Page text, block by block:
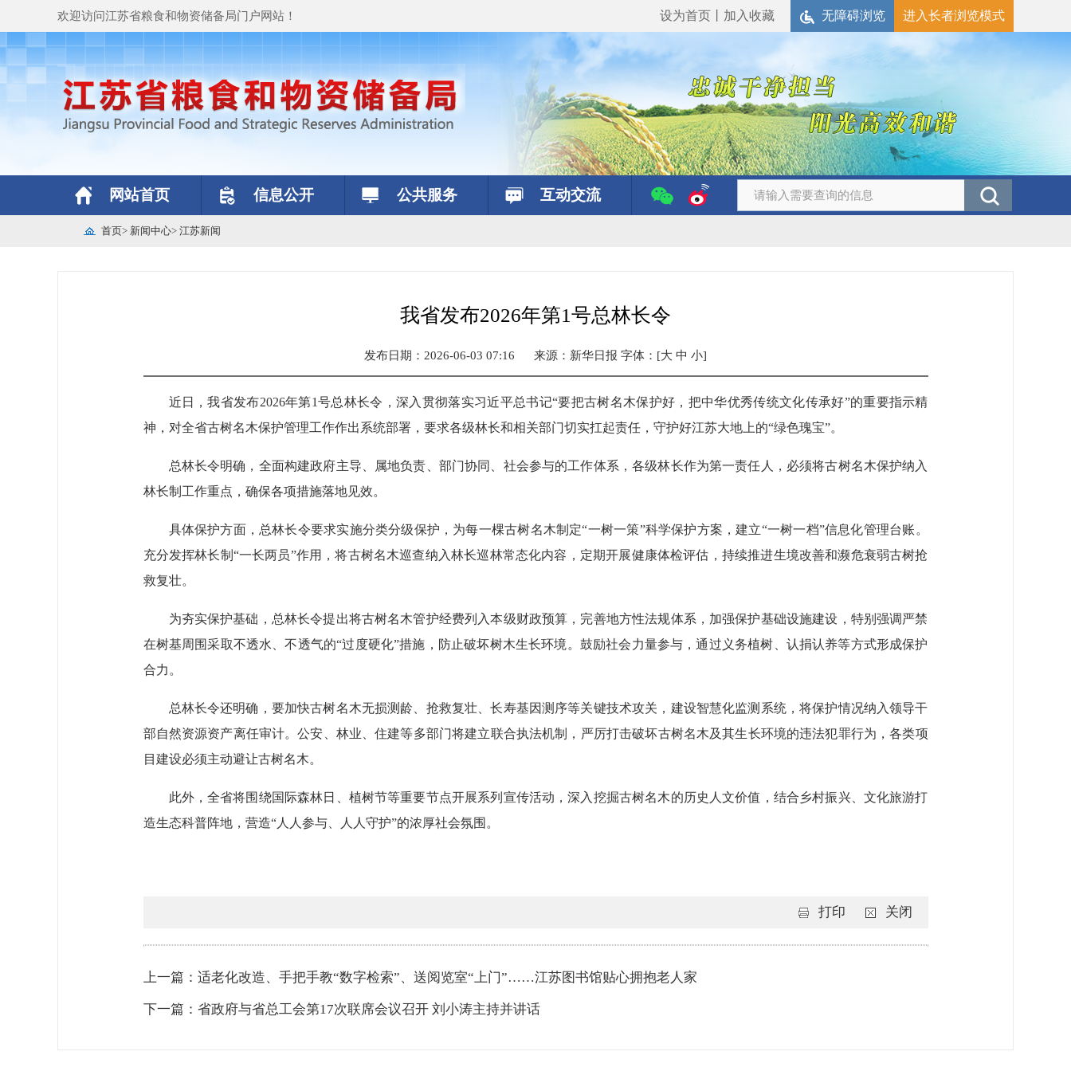
欢迎访问江苏省粮食和物资储备局门户网站！ 设为首页 加入收藏 无障碍浏览 进入长者浏览模式
网站首页 信息公开 公共服务 互动交流
首页> 新闻中心> 江苏新闻
我省发布2026年第1号总林长令
发布日期：2026-06-03 07:16 来源： 新华日报 字体： [大 中 小]
近日，我省发布2026年第1号总林长令，深入贯彻落实习近平总书记“要把古树名木保护好，把中华优秀传统文化传承好”的重要指示精
神，对全省古树名木保护管理工作作出系统部署，要求各级林长和相关部门切实扛起责任，守护好江苏大地上的“绿色瑰宝”。
总林长令明确，全面构建政府主导、属地负责、部门协同、社会参与的工作体系，各级林长作为第一责任人，必须将古树名木保护纳入
林长制工作重点，确保各项措施落地见效。
具体保护方面，总林长令要求实施分类分级保护，为每一棵古树名木制定“一树一策”科学保护方案，建立“一树一档”信息化管理台账。
充分发挥林长制“一长两员”作用，将古树名木巡查纳入林长巡林常态化内容，定期开展健康体检评估，持续推进生境改善和濒危衰弱古树抢
救复壮。
为夯实保护基础，总林长令提出将古树名木管护经费列入本级财政预算，完善地方性法规体系，加强保护基础设施建设，特别强调严禁
在树基周围采取不透水、不透气的“过度硬化”措施，防止破坏树木生长环境。鼓励社会力量参与，通过义务植树、认捐认养等方式形成保护
合力。
总林长令还明确，要加快古树名木无损测龄、抢救复壮、长寿基因测序等关键技术攻关，建设智慧化监测系统，将保护情况纳入领导干
部自然资源资产离任审计。公安、林业、住建等多部门将建立联合执法机制，严厉打击破坏古树名木及其生长环境的违法犯罪行为，各类项
目建设必须主动避让古树名木。
此外，全省将围绕国际森林日、植树节等重要节点开展系列宣传活动，深入挖掘古树名木的历史人文价值，结合乡村振兴、文化旅游打
造生态科普阵地，营造“人人参与、人人守护”的浓厚社会氛围。
打印 关闭
上一篇：适老化改造、手把手教“数字检索”、送阅览室“上门”……江苏图书馆贴心拥抱老人家
下一篇：省政府与省总工会第17次联席会议召开 刘小涛主持并讲话